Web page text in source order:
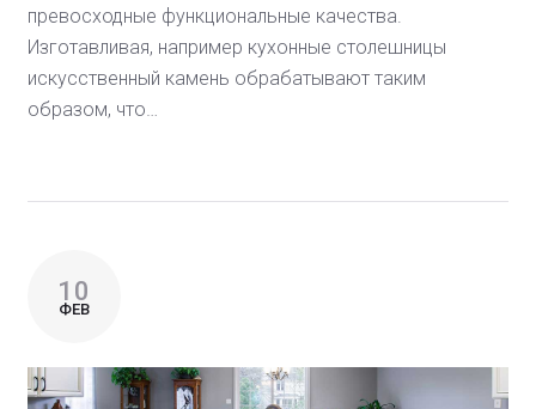
превосходные функциональные качества.
Изготавливая, например кухонные столешницы
искусственный камень обрабатывают таким
образом, что…
10
ФЕВ